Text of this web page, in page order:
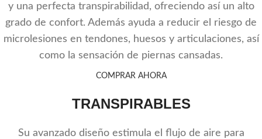
y una perfecta transpirabilidad, ofreciendo así un alto
grado de confort. Además ayuda a reducir el riesgo de
microlesiones en tendones, huesos y articulaciones, así
como la sensación de piernas cansadas.
COMPRAR AHORA
TRANSPIRABLES
Su avanzado diseño estimula el flujo de aire para